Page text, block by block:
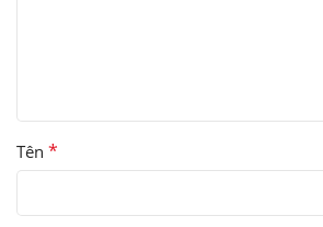
Tên *